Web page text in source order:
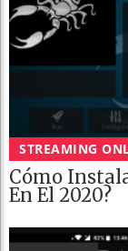
STREAMING
Cómo
En El 2020?